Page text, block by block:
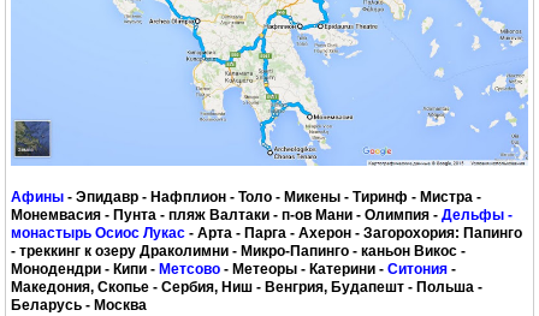
Афины - Эпидавр - Нафплион - Толо - Микены - Тиринф - Мистра -
Монемвасия - Пунта - пляж Валтаки - п-ов Мани - Олимпия - Дельфы -
монастырь Осиос Лукас - Арта - Парга - Ахерон - Загорохория: Папинго
- треккинг к озеру Драколимни - Микро-Папинго - каньон Викос -
Монодендри - Кипи - Метсово - Метеоры - Катерини - Ситония -
Македония, Скопье - Сербия, Ниш - Венгрия, Будапешт - Польша -
Беларусь - Москва